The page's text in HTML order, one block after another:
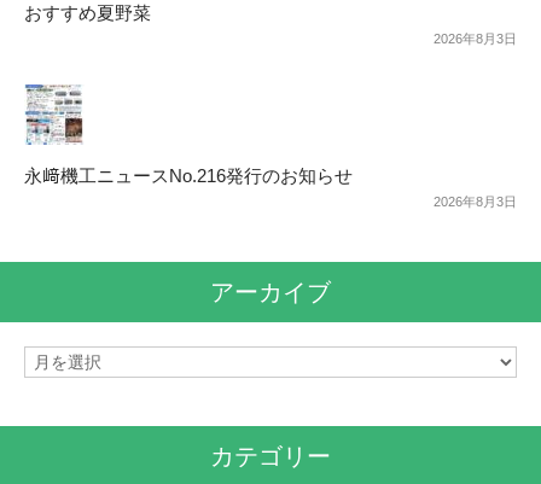
おすすめ夏野菜
2026年8月3日
永﨑機工ニュースNo.216発行のお知らせ
2026年8月3日
アーカイブ
ア
カテゴリー